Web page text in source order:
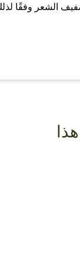
الشعر وفقًا